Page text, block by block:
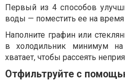
Первый из 4 способов
воды — поместить ее на время
Наполните графин или
в холодильник минимум
хватает, чтобы рассеять
Отфильтруйте с